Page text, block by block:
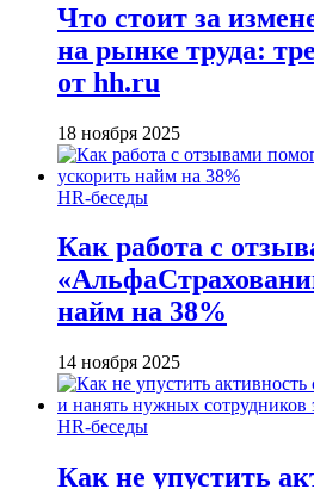
Что стоит за
на рынке труда:
от hh.ru
18 ноября 2025
HR-беседы
Как работа с
найм на 38%
14 ноября 2025
HR-беседы
Как не упустить